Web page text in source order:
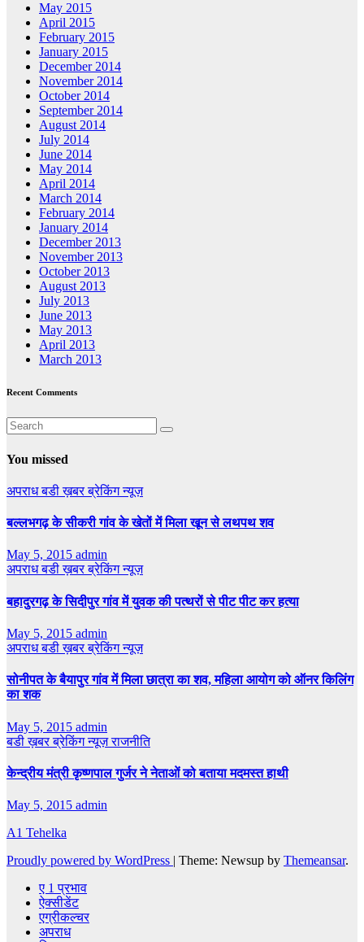
May 2015
April 2015
February 2015
January 2015
December 2014
November 2014
October 2014
September 2014
August 2014
July 2014
June 2014
May 2014
April 2014
March 2014
February 2014
January 2014
December 2013
November 2013
October 2013
August 2013
July 2013
June 2013
May 2013
April 2013
March 2013
Recent Comments
You missed
अपराधबडी ख़बरब्रेकिंग न्यूज़
बल्लभगढ़ के सीकरी गांव के खेतों में मिला खून से लथपथ शव
May 5, 2015 admin
अपराधबडी ख़बरब्रेकिंग न्यूज़
बहादुरगढ़ के सिदीपुर गांव में युवक की पत्थरों से पीट पीट कर हत्या
May 5, 2015 admin
अपराधबडी ख़बरब्रेकिंग न्यूज़
सोनीपत के बैयापुर गांव में मिला छात्रा का शव, महिला आयोग को ऑनर किलिंग
का शक
May 5, 2015 admin
बडी ख़बरब्रेकिंग न्यूज़राजनीति
केन्द्रीय मंत्री कृष्णपाल गुर्जर ने नेताओं को बताया मदमस्त हाथी
May 5, 2015 admin
A1 Tehelka
Proudly powered by WordPress | Theme: Newsup by Themeansar.
ए 1 प्रभाव
ऐक्सीडेंट
एग्रीकल्चर
अपराध